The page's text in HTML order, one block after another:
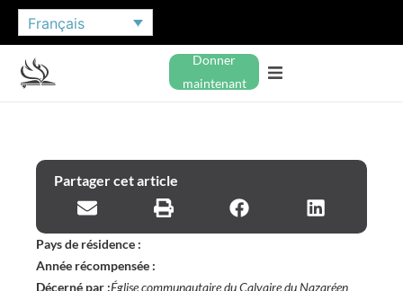
Français
Donner
maintenant
Partager cet article
Pays de résidence :
Année récompensée :
Décerné par :Église communautaire du Calvaire du Nazaréen